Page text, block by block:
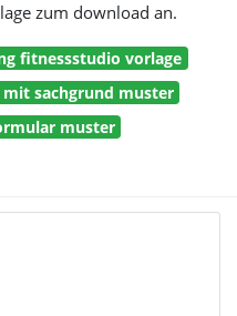
zum download an.
fitnessstudio vorlage
sachgrund muster
muster